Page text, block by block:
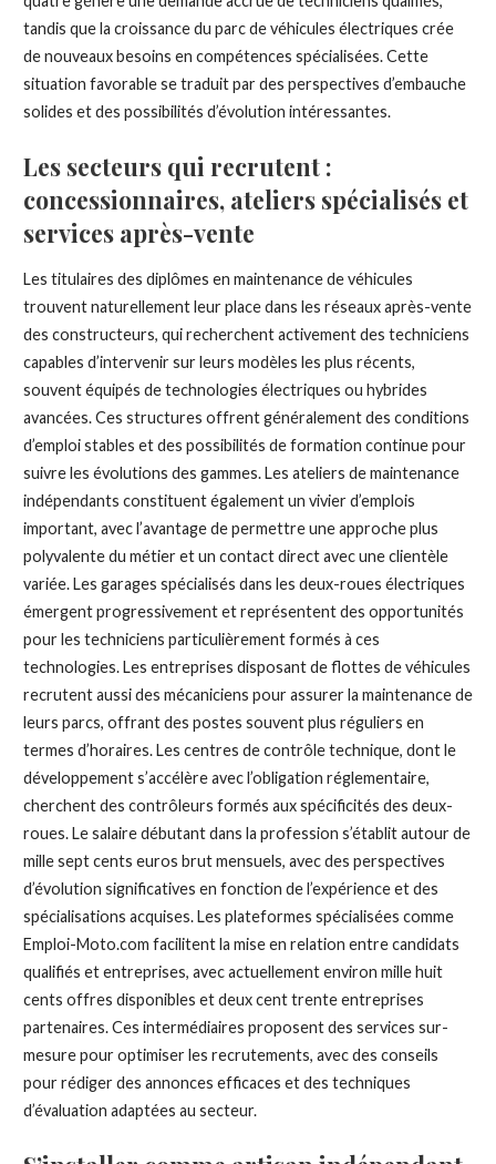
tandis que la croissance du parc de véhicules électriques crée
de nouveaux besoins en compétences spécialisées. Cette
situation favorable se traduit par des perspectives d’embauche
solides et des possibilités d’évolution intéressantes.
Les secteurs qui recrutent :
concessionnaires, ateliers spécialisés et
services après-vente
Les titulaires des diplômes en maintenance de véhicules
trouvent naturellement leur place dans les réseaux après-vente
des constructeurs, qui recherchent activement des techniciens
capables d’intervenir sur leurs modèles les plus récents,
souvent équipés de technologies électriques ou hybrides
avancées. Ces structures offrent généralement des conditions
d’emploi stables et des possibilités de formation continue pour
suivre les évolutions des gammes. Les ateliers de maintenance
indépendants constituent également un vivier d’emplois
important, avec l’avantage de permettre une approche plus
polyvalente du métier et un contact direct avec une clientèle
variée. Les garages spécialisés dans les deux-roues électriques
émergent progressivement et représentent des opportunités
pour les techniciens particulièrement formés à ces
technologies. Les entreprises disposant de flottes de véhicules
recrutent aussi des mécaniciens pour assurer la maintenance de
leurs parcs, offrant des postes souvent plus réguliers en
termes d’horaires. Les centres de contrôle technique, dont le
développement s’accélère avec l’obligation réglementaire,
cherchent des contrôleurs formés aux spécificités des deux-
roues. Le salaire débutant dans la profession s’établit autour de
mille sept cents euros brut mensuels, avec des perspectives
d’évolution significatives en fonction de l’expérience et des
spécialisations acquises. Les plateformes spécialisées comme
Emploi-Moto.com facilitent la mise en relation entre candidats
qualifiés et entreprises, avec actuellement environ mille huit
cents offres disponibles et deux cent trente entreprises
partenaires. Ces intermédiaires proposent des services sur-
mesure pour optimiser les recrutements, avec des conseils
pour rédiger des annonces efficaces et des techniques
d’évaluation adaptées au secteur.